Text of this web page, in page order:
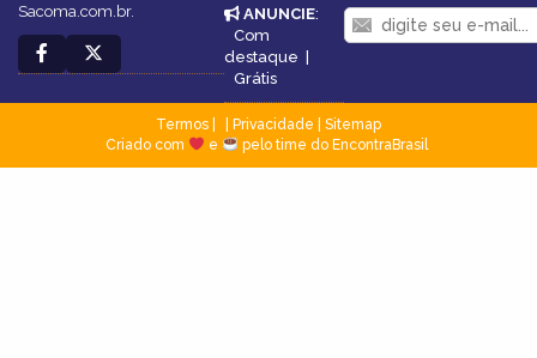
Sacoma.com.br.
ANUNCIE:
Com
destaque |
Grátis
Termos Privacidade
Sitemap
Criado com
e pelo time do EncontraBrasil